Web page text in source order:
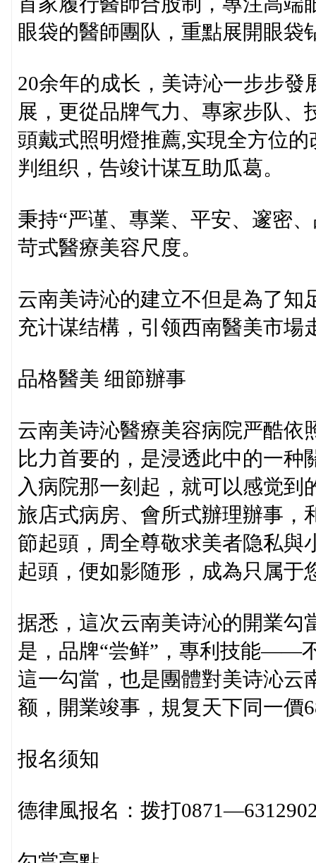
眼袋的醫師團队，重點展開眼袋
20余年的成长，美诗沁一步步
展，更從品牌气力、專家步队、
頭戴式照明燈推薦,实現全方位
判组织，告竣计谋互助瓜葛。
秉持“严谨、專業、平安、邃密
苛式醫療美容尺度。
云南美诗沁的建立不但是為了知
充计谋结構，引领西南醫美市場
品格醫美 细節辦事
云南美诗沁醫療美容病院严酷
比力首要的，是浸透此中的一
入病院那一刻起，就可以感觉到
旅店式病房、會所式辦理辦事，
節起頭，周全尊敬求美者隐私與
起頭，便如影随形，成為只属于
据悉，這次云南美诗沁的開業勾
是，品牌“尝鲜”，專利技能——
這一勾當，也是團體對美诗沁云
额，開業竣事，規复天下同一價
报名须知
德律風报名：拨打